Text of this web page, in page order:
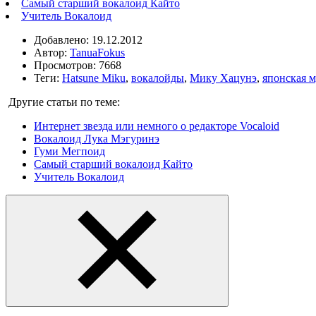
Самый старший вокалоид Кайто
Учитель Вокалоид
Добавлено: 19.12.2012
Автор: TanuaFokus
Просмотров: 7668
Теги: Hatsune Miku, вокалойды, Мику Хацунэ, японская
Другие статьи по теме:
Интернет звезда или немного о редакторе Vocaloid
Вокалоид Лука Мэгуринэ
Гуми Мегпоид
Самый старший вокалоид Кайто
Учитель Вокалоид